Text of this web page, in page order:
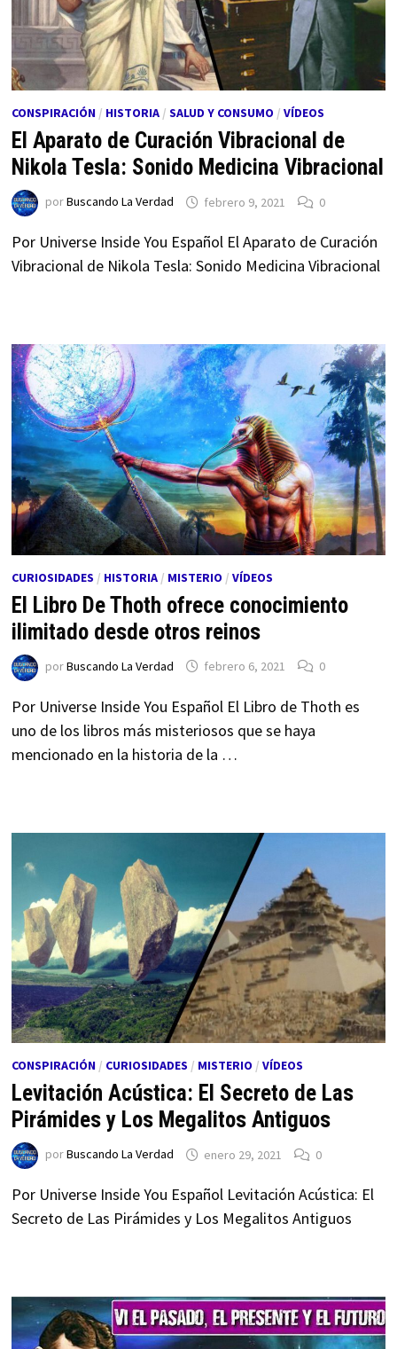
CONSPIRACIÓN/ HISTORIA/ SALUD Y CONSUMO / VÍDEOS
El Aparato de Curación Vibracional de
Nikola Tesla: Sonido Medicina Vibracional
porBuscando La Verdad febrero 9, 2021 0
Por Universe Inside You Español El Aparato de Curación
Vibracional de Nikola Tesla: Sonido Medicina Vibracional
CURIOSIDADES / HISTORIA/ MISTERIO / VÍDEOS
El Libro De Thoth ofrece conocimiento
ilimitado desde otros reinos
porBuscando La Verdad febrero 6, 2021 0
Por Universe Inside You Español El Libro de Thoth es
uno de los libros más misteriosos que se haya
mencionado en la historia de la …
CONSPIRACIÓN/ CURIOSIDADES / MISTERIO / VÍDEOS
Levitación Acústica: El Secreto de Las
Pirámides y Los Megalitos Antiguos
porBuscando La Verdad enero 29, 2021 0
Por Universe Inside You Español Levitación Acústica: El
Secreto de Las Pirámides y Los Megalitos Antiguos